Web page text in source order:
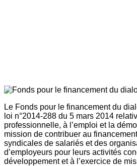
Le Fonds pour le financement du
loi n°2014-288 du 5 mars 2014
professionnelle, à l’emploi et la
mission de contribuer au
syndicales de salariés et des
d’employeurs pour leurs activités
développement et à l’exercice de